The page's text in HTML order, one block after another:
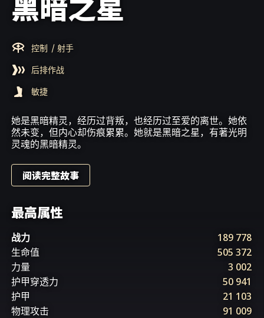
控制 / 射手
后排作战
敏捷
她是黑暗精灵，经历过背叛，也经历过至爱的离世。她依
然未变，但内心却伤痕累累。她就是黑暗之星，有著光明
灵魂的黑暗精灵。
阅读完整故事
最高属性
战力
189 778
生命值
505 372
力量
3 002
护甲穿透力
50 941
护甲
21 103
物理攻击
91 009